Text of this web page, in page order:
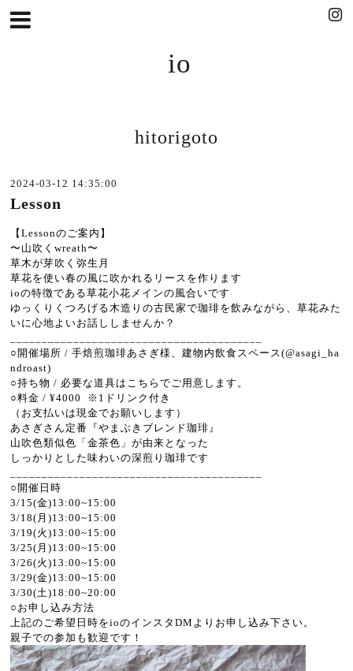
io
hitorigoto
2024-03-12 14:35:00
Lesson
【Lessonのご案内】
〜山吹くwreath〜
草木が芽吹く弥生月
草花を使い春の風に吹かれるリースを作ります
ioの特徴である草花小花メインの風合いです
ゆっくりくつろげる木造りの古民家で珈琲を飲みながら、草花みた
いに心地よいお話ししませんか？
○開催場所 / 手焙煎珈琲あさぎ様、建物内飲食スペース(@asagi_ha
ndroast)
○持ち物 / 必要な道具はこちらでご用意します。
○料金 / ¥4000 ※1ドリンク付き
（お支払いは現金でお願いします）
あさぎさん定番『やまぶきブレンド珈琲』
山吹色類似色「金茶色」が由来となった
しっかりとした味わいの深煎り珈琲です
○開催日時
3/15(金)13:00~15:00
3/18(月)13:00~15:00
3/19(火)13:00~15:00
3/25(月)13:00~15:00
3/26(火)13:00~15:00
3/29(金)13:00~15:00
3/30(土)18:00~20:00
○お申し込み方法
上記のご希望日時をioのインスタDMよりお申し込み下さい。
親子での参加も歓迎です！